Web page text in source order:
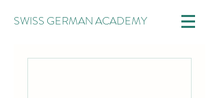
SWISS GERMAN ACADEMY